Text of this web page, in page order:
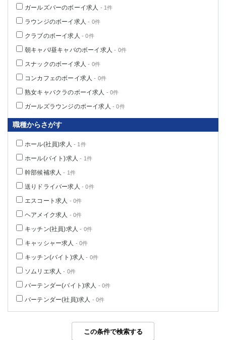
ガールズバーのボーイ求人 - 1件
ラウンジのボーイ求人 - 0件
クラブのボーイ求人 - 0件
朝キャバ/昼キャバのボーイ求人 - 0件
スナックのボーイ求人 - 0件
コンカフェのボーイ求人 - 0件
熟女キャバクラのボーイ求人 - 0件
ガールズラウンジのボーイ求人 - 0件
職種からさがす
ホール(社員)求人 - 1件
ホール(バイト)求人 - 1件
幹部候補求人 - 1件
送りドライバー求人 - 0件
エスコート求人 - 0件
ヘアメイク求人 - 0件
キッチン(社員)求人 - 0件
キャッシャー求人 - 0件
キッチン(バイト)求人 - 0件
ソムリエ求人 - 0件
バーテンダー(バイト)求人 - 0件
バーテンダー(社員)求人 - 0件
この条件で検索する